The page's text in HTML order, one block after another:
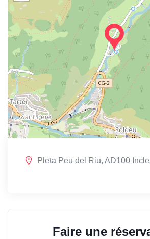
Pleta Peu del Riu, AD100
Faire une